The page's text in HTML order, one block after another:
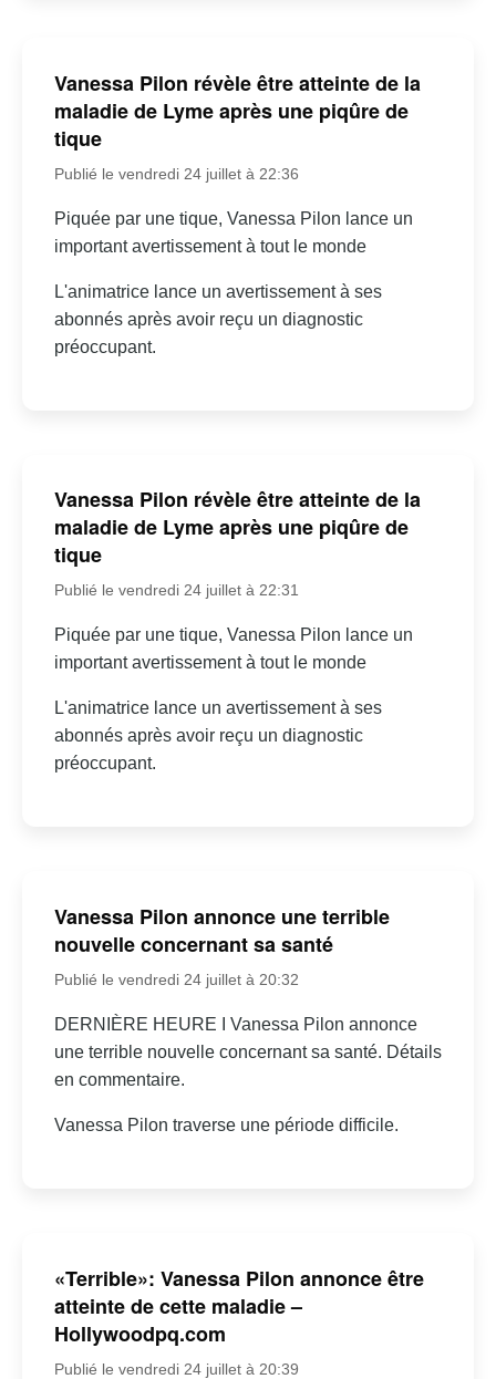
Vanessa Pilon révèle être atteinte de la
maladie de Lyme après une piqûre de
tique
Publié le vendredi 24 juillet à 22:36
Piquée par une tique, Vanessa Pilon lance un
important avertissement à tout le monde
L'animatrice lance un avertissement à ses
abonnés après avoir reçu un diagnostic
préoccupant.
Vanessa Pilon révèle être atteinte de la
maladie de Lyme après une piqûre de
tique
Publié le vendredi 24 juillet à 22:31
Piquée par une tique, Vanessa Pilon lance un
important avertissement à tout le monde
L'animatrice lance un avertissement à ses
abonnés après avoir reçu un diagnostic
préoccupant.
Vanessa Pilon annonce une terrible
nouvelle concernant sa santé
Publié le vendredi 24 juillet à 20:32
DERNIÈRE HEURE I Vanessa Pilon annonce
une terrible nouvelle concernant sa santé. Détails
en commentaire.
Vanessa Pilon traverse une période difficile.
«Terrible»: Vanessa Pilon annonce être
atteinte de cette maladie –
Hollywoodpq.com
Publié le vendredi 24 juillet à 20:39